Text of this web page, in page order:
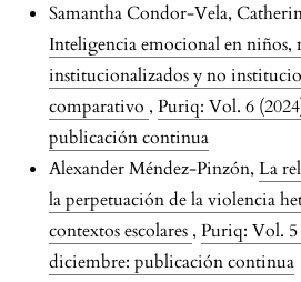
Samantha Condor-Vela,
Inteligencia emocional en niños,
institucionalizados y no
comparativo , Puriq: Vol. 6
publicación continua
Alexander Méndez-Pinzón, La
la perpetuación de la violencia
contextos escolares , Puriq: Vol. 5
diciembre: publicación continua